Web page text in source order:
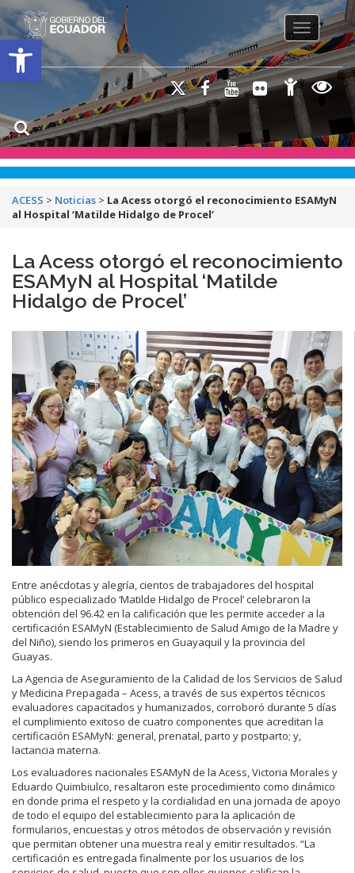
Open toolbar
Toggle
ACESS > Noticias > La Acess otorgó el reconocimiento ESAMyN
al Hospital ‘Matilde Hidalgo de Procel’
La Acess otorgó el reconocimiento
ESAMyN al Hospital ‘Matilde
Hidalgo de Procel’
Entre anécdotas y alegría, cientos de trabajadores del hospital
público especializado ‘Matilde Hidalgo de Procel’ celebraron la
obtención del 96.42 en la calificación que les permite acceder a la
certificación ESAMyN (Establecimiento de Salud Amigo de la Madre y
del Niño), siendo los primeros en Guayaquil y la provincia del
Guayas.
La Agencia de Aseguramiento de la Calidad de los Servicios de Salud
y Medicina Prepagada – Acess, a través de sus expertos técnicos
evaluadores capacitados y humanizados, corroboró durante 5 días
el cumplimiento exitoso de cuatro componentes que acreditan la
certificación ESAMyN: general, prenatal, parto y postparto; y,
lactancia materna.
Los evaluadores nacionales ESAMyN de la Acess, Victoria Morales y
Eduardo Quimbiulco, resaltaron este procedimiento como dinámico
en donde prima el respeto y la cordialidad en una jornada de apoyo
de todo el equipo del establecimiento para la aplicación de
formularios, encuestas y otros métodos de observación y revisión
que permitan obtener una muestra real y emitir resultados. “La
certificación es entregada finalmente por los usuarios de los